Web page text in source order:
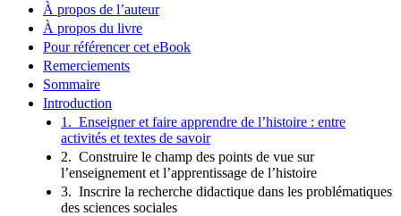
À propos de l’auteur
À propos du livre
Pour référencer cet eBook
Remerciements
Sommaire
Introduction
1. Enseigner et faire apprendre de l’histoire : entre
activités et textes de savoir
2. Construire le champ des points de vue sur
l’enseignement et l’apprentissage de l’histoire
3. Inscrire la recherche didactique dans les problématiques
des sciences sociales